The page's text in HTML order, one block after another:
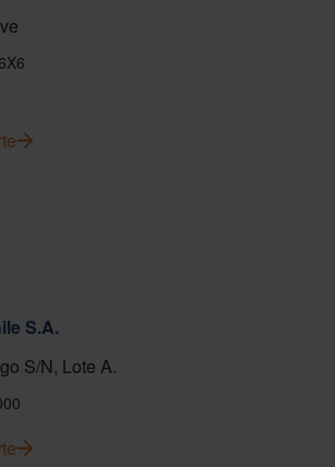
S.A.
S/N, Lote A.